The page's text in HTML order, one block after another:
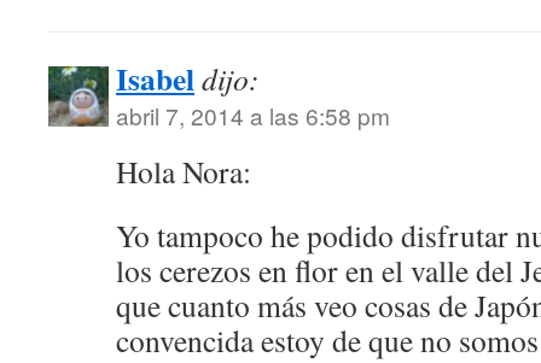
Isabeldijo:
abril 7, 2014 a las 6:58 pm
Hola Nora:
Yo tampoco he podido disfrutar
los cerezos en flor en el valle del
que cuanto más veo cosas de
convencida estoy de que no